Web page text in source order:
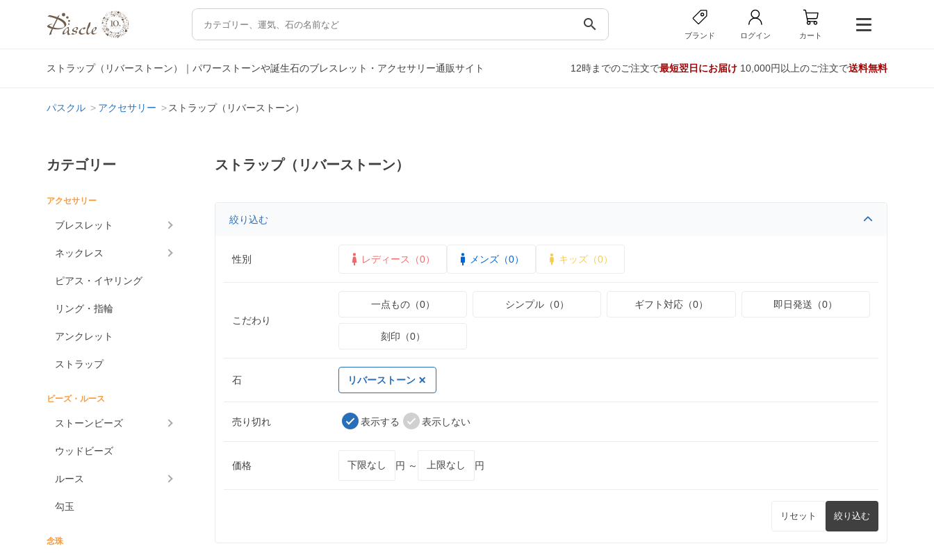
search
ブランド ログイン カート
ストラップ（リバーストーン）｜パワーストーンや誕生石のブレスレット・アクセサリー通販サイト 12時までのご注文で最短翌日にお届け10,000円以上のご注文で送料無料
パスクル アクセサリー ストラップ（リバーストーン）
カテゴリー
アクセサリー
ブレスレット
ネックレス
ピアス・イヤリング
リング・指輪
アンクレット
ストラップ
ビーズ・ルース
ストーンビーズ
ウッドビーズ
ルース
勾玉
念珠
ストラップ（リバーストーン）
絞り込む
性別 レディース（0） メンズ（0） キッズ（0）
こだわり
一点もの（0） シンプル（0） ギフト対応（0） 即日発送（0）
刻印（0）
石 リバーストーン
売り切れ 表示する 表示しない
価格 円 ～ 円
リセット 絞り込む